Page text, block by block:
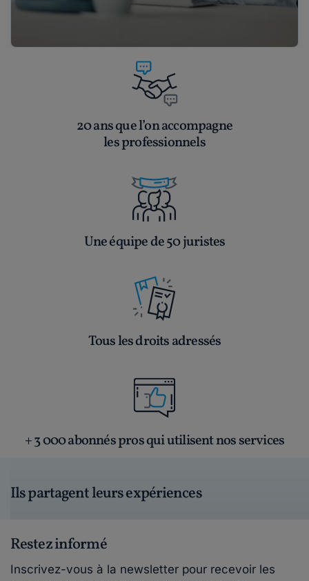
20 ans que l’on accompagne
les professionnels
Une équipe de 50 juristes
Tous les droits adressés
+ 3 000 abonnés pros qui utilisent nos services
Ils partagent leurs expériences
Restez informé
Inscrivez-vous à la newsletter pour recevoir les